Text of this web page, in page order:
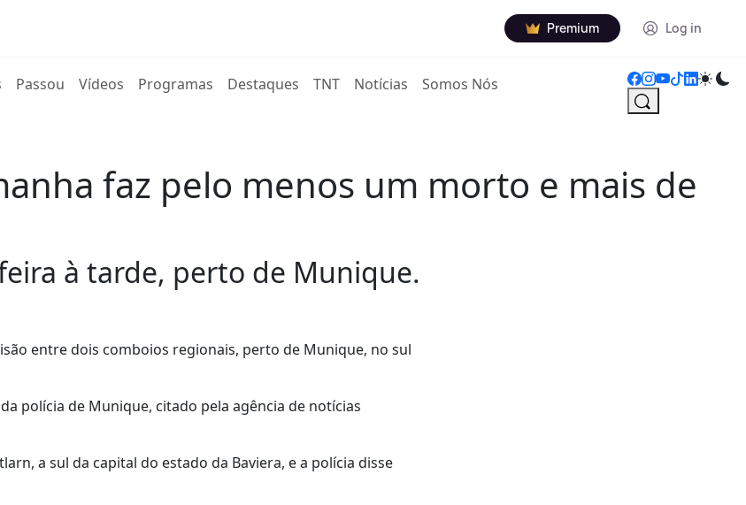
Premium Log in
Passou Vídeos Programas Destaques TNT Notícias Somos Nós
faz pelo menos um morto e mais de
à tarde, perto de Munique.
entre dois comboios regionais, perto de Munique, no sul
polícia de Munique, citado pela agência de notícias
a sul da capital do estado da Baviera, e a polícia disse